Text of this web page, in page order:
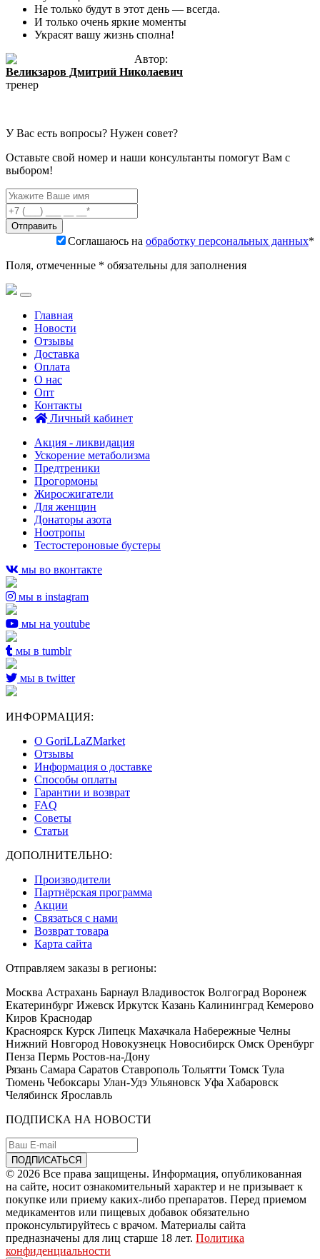
Не только будут в этот день — всегда.
И только очень яркие моменты
Украсят вашу жизнь сполна!
Автор:
Великзаров Дмитрий Николаевич
тренер
У Вас есть вопросы? Нужен совет?
Оставьте свой номер и наши консультанты помогут Вам с
выбором!
Соглашаюсь на обработку персональных данных*
Поля, отмеченные * обязательны для заполнения
Главная
Новости
Отзывы
Доставка
Оплата
О нас
Опт
Контакты
Личный кабинет
Акция - ликвидация
Ускорение метаболизма
Предтреники
Прогормоны
Жиросжигатели
Для женщин
Донаторы азота
Ноотропы
Тестостероновые бустеры
мы во вконтакте
мы в instagram
мы на youtube
мы в tumblr
мы в twitter
ИНФОРМАЦИЯ:
О GoriLLaZMarket
Отзывы
Информация о доставке
Способы оплаты
Гарантии и возврат
FAQ
Советы
Статьи
ДОПОЛНИТЕЛЬНО:
Производители
Партнёрская программа
Акции
Связаться с нами
Возврат товара
Карта сайта
Отправляем заказы в регионы:
Москва Астрахань Барнаул Владивосток Волгоград Воронеж
Екатеринбург Ижевск Иркутск Казань Калининград Кемерово
Киров Краснодар
Красноярск Курск Липецк Махачкала Набережные Челны
Нижний Новгород Новокузнецк Новосибирск Омск Оренбург
Пенза Пермь Ростов-на-Дону
Рязань Самара Саратов Ставрополь Тольятти Томск Тула
Тюмень Чебоксары Улан-Удэ Ульяновск Уфа Хабаровск
Челябинск Ярославль
ПОДПИСКА НА НОВОСТИ
© 2026 Все права защищены. Информация, опубликованная
на сайте, носит ознакомительный характер и не призывает к
покупке или приему каких-либо препаратов. Перед приемом
медикаментов или пищевых добавок обязательно
проконсультируйтесь с врачом. Материалы сайта
предназначены для лиц старше 18 лет. Политика
конфиденциальности